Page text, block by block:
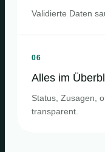
Validierte Daten
06
Alles im
Status, Zusagen,
transparent.